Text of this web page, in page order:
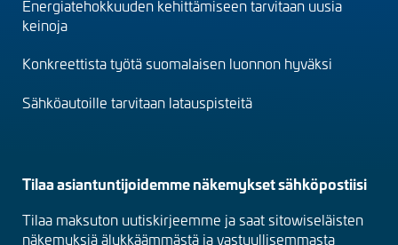
(fi)
Energiatehokkuuden kehittämiseen tarvitaan uusia
keinoja
Konkreettista työtä suomalaisen luonnon hyväksi
Sähköautoille tarvitaan latauspisteitä
Tilaa asiantuntijoidemme näkemykset sähköpostiisi
Tilaa maksuton uutiskirjeemme ja saat sitowiseläisten
näkemyksiä älykkäämmästä ja vastuullisemmasta